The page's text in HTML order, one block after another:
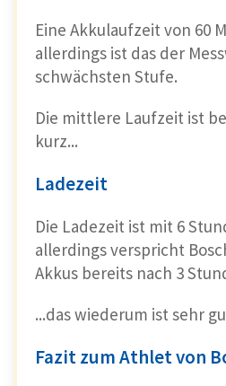
Eine Akkulaufzeit von 60
allerdings ist das der
schwächsten Stufe.
Die mittlere Laufzeit ist
kurz...
Ladezeit
Die Ladezeit ist mit 6
allerdings verspricht
Akkus bereits nach 3
...das wiederum ist sehr
Fazit zum Athlet von